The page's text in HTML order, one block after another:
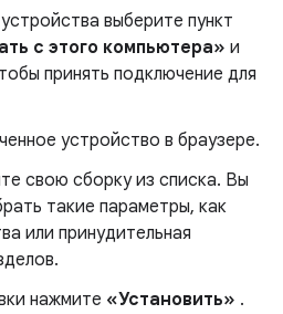
выберите пункт
с этого компьютера» и
принять подключение для
устройство в браузере.
свою сборку из списка. Вы
такие параметры, как
или принудительная
нажмите «Установить» .